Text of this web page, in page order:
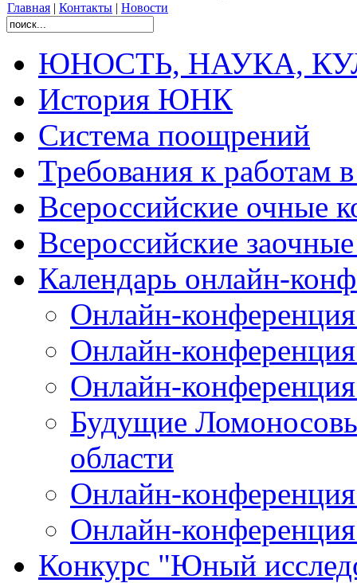
Главная | Контакты | Новости
ЮНОСТЬ, НАУКА,
История ЮНК
Система поощрений
Требования к работам
Всероссийские очные
Всероссийские
Календарь онлайн-
Онлайн-
Онлайн-
Онлайн-
Будущие
области
Онлайн-
Онлайн-
Конкурс "Юный